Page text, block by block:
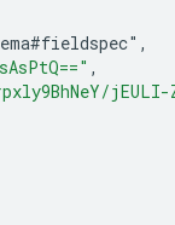
,
,
jEULI-